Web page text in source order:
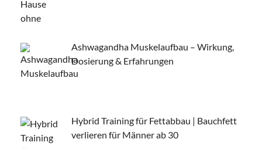
Ashwagandha Muskelaufbau – Wirkung,
Dosierung & Erfahrungen
Hybrid Training für Fettabbau | Bauchfett
verlieren für Männer ab 30